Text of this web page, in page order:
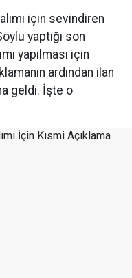
için sevindiren
yaptığı son
yapılması için
ardından ilan
geldi. İşte o